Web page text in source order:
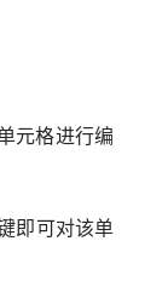
元格进行编
即可对该单